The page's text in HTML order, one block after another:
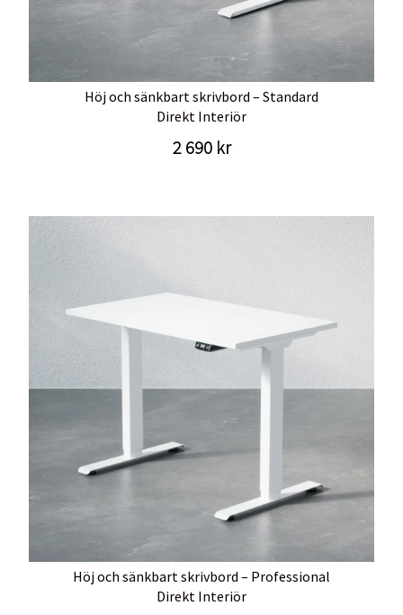
Höj och sänkbart skrivbord – Standard
Direkt Interiör
2 690 kr
Höj och sänkbart skrivbord – Professional
Direkt Interiör